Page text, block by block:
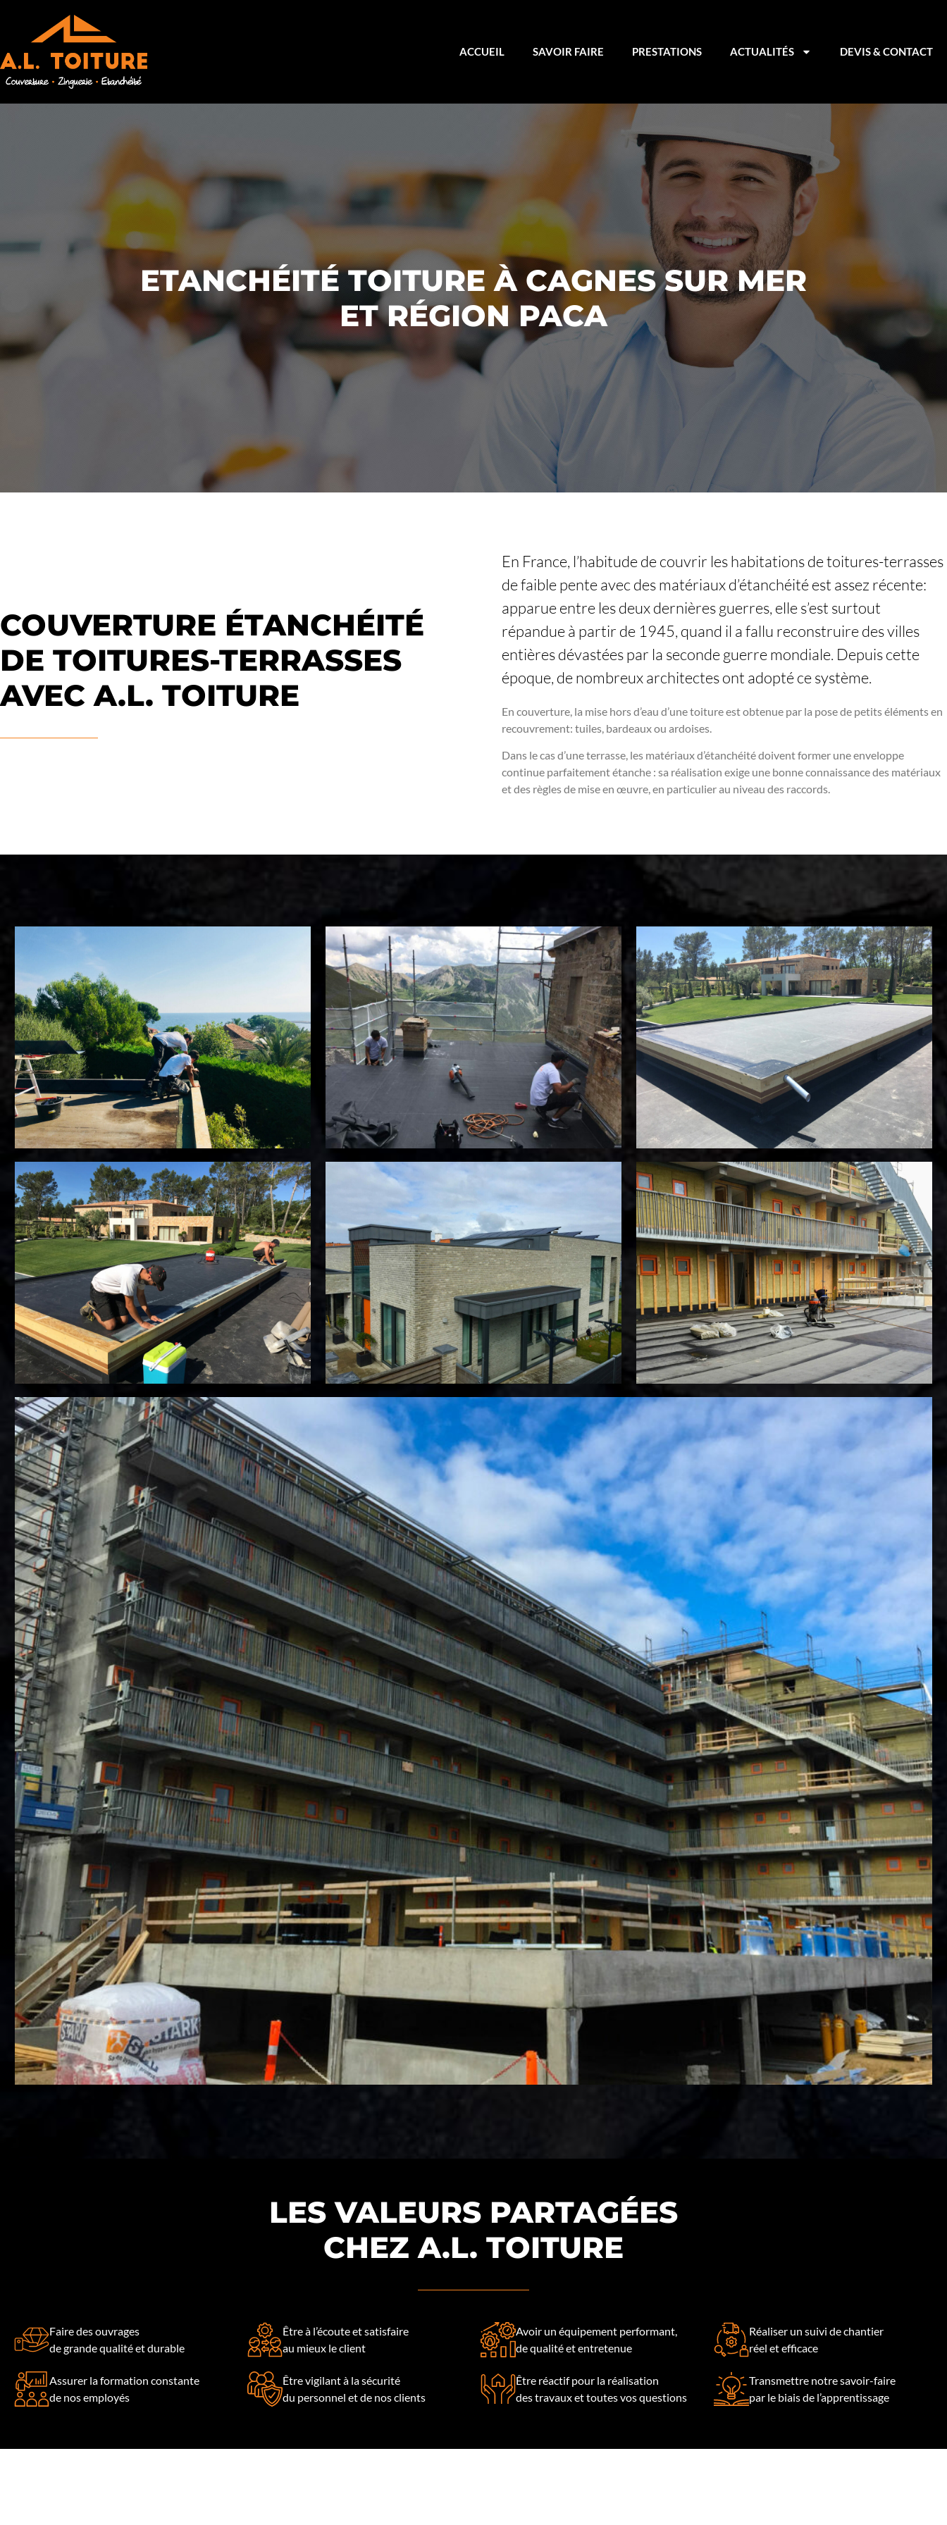
ACCUEIL SAVOIR FAIRE PRESTATIONS ACTUALITÉS DEVIS & CONTACT
ETANCHÉITÉ TOITURE À CAGNES SUR MER
ET RÉGION PACA
COUVERTURE ÉTANCHÉITÉ
DE TOITURES-TERRASSES
AVEC A.L. TOITURE
En France, l’habitude de couvrir les habitations de toitures-terrasses
de faible pente avec des matériaux d’étanchéité est assez récente:
apparue entre les deux dernières guerres, elle s’est surtout
répandue à partir de 1945, quand il a fallu reconstruire des villes
entières dévastées par la seconde guerre mondiale. Depuis cette
époque, de nombreux architectes ont adopté ce système.
En couverture, la mise hors d’eau d’une toiture est obtenue par la pose de petits éléments en
recouvrement: tuiles, bardeaux ou ardoises.
Dans le cas d’une terrasse, les matériaux d’étanchéité doivent former une enveloppe
continue parfaitement étanche : sa réalisation exige une bonne connaissance des matériaux
et des règles de mise en œuvre, en particulier au niveau des raccords.
LES VALEURS PARTAGÉES
CHEZ A.L. TOITURE
Faire des ouvrages
de grande qualité et durable
Être à l’écoute et satisfaire
au mieux le client
Avoir un équipement performant,
de qualité et entretenue
Réaliser un suivi de chantier
réel et efficace
Assurer la formation constante
de nos employés
Être vigilant à la sécurité
du personnel et de nos clients
Être réactif pour la réalisation
des travaux et toutes vos questions
Transmettre notre savoir-faire
par le biais de l’apprentissage